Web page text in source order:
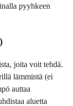
pyyhkeen
joita voit tehdä.
lämmintä (ei
auttaa
aluetta